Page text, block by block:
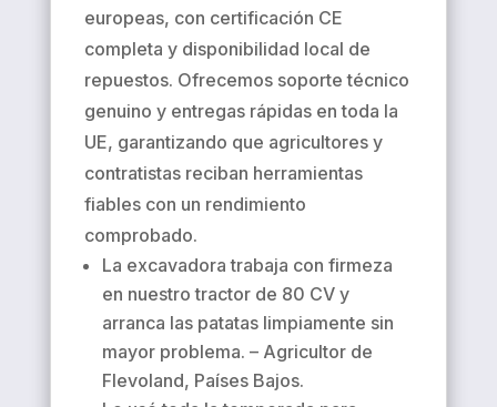
europeas, con certificación CE
completa y disponibilidad local de
repuestos. Ofrecemos soporte técnico
genuino y entregas rápidas en toda la
UE, garantizando que agricultores y
contratistas reciban herramientas
fiables con un rendimiento
comprobado.
La excavadora trabaja con firmeza
en nuestro tractor de 80 CV y ​​
arranca las patatas limpiamente sin
mayor problema. – Agricultor de
Flevoland, Países Bajos.